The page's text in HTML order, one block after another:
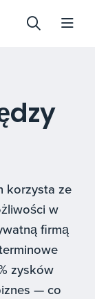
korzysta ze
w
firmą
zysków
— co